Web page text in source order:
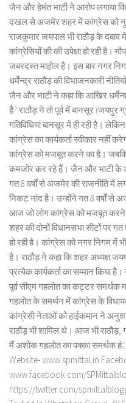
जैन और हेमंत भाटी ने आरोप लगाया कि
दखल से अजमेर शहर में कांग्रेस को
राजकुमार जयपाल भी राठौड़ के
कांग्रेसियों की की उपेक्षा हो रही
जबरदस्त माहोल है। इस बार नगर
धर्मेन्द्र राठौड़ की विभाजनकारी
जैन और भाटी ने कहा कि आखिर
हैै? राठौड़ ने तो पूर्व में बानसूर
गतिविधियां बानसूर में ही रही है।
कांग्रेस का कार्यकर्ता स्वीकार नहीं
कांग्रेस को मजबूत करने का है।
कमजोर कर रहे हैं। जैन और भाटी के
गत 8 वर्षों से अजमेर की राजनीति
निकट नांद है। उन्होंने गत 8 वर्षों से
आज जो लोग कांग्रेस को मजबूत करने
शहर की दोनों विधानसभा सीटों पर गत
हो रही है। कांग्रेस को नगर निगम में
है। राठौड़ ने कहा कि शहर अध्यक्ष
प्रत्येक कार्यकर्ता का सम्मान किया
पूर्व सीएम गहलोत का कट्टर समर्थक
गहलोत के समर्थन में कांग्रेस के
कांग्रेसी नेताओं को हाईकमान ने
राठौड़ भी शामिल थे। आज भी
मैं अशोक गहलोत का पक्का समर्थक
Website- www.spmittal.in
www.facebook.com/
https://twitter.com/